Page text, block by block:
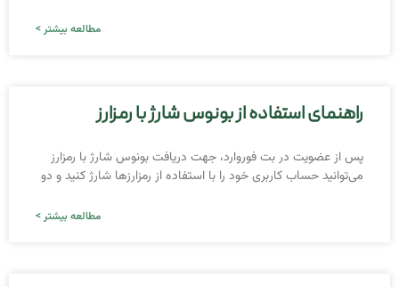
مطالعه بیشتر >
راهنمای استفاده از بونوس شارژ با رمزارز
پس از عضویت در بت فوروارد، جهت دریافت بونوس شارژ با رمزارز
می‌توانید حساب کاربری خود را با استفاده از رمزارزها شارژ کنید و دو
مطالعه بیشتر >